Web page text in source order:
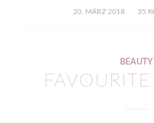
20. MÄRZ 2018
/ 35
BEAUTY